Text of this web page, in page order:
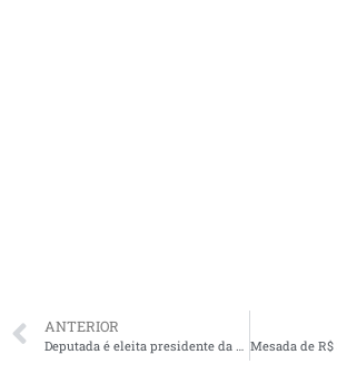
ANTERIOR
Deputada é eleita presidente da CPI que investigará Felipe Camarão; oposição diz que vai judicializar